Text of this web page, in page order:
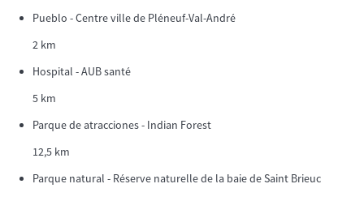
Pueblo - Centre ville de Pléneuf-Val-André
2 km
Hospital - AUB santé
5 km
Parque de atracciones - Indian Forest
12,5 km
Parque natural - Réserve naturelle de la baie de Saint Brieuc